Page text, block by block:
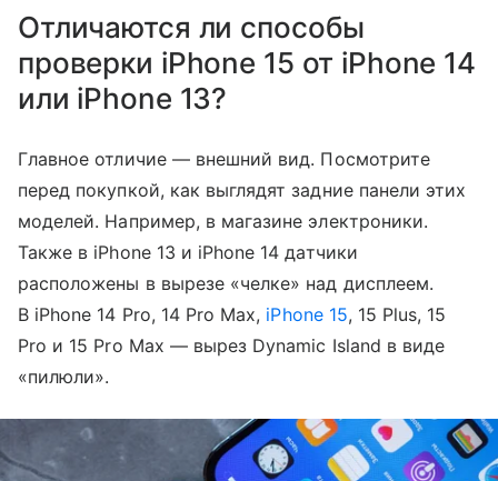
Отличаются ли способы
проверки iPhone 15 от iPhone 14
или iPhone 13?
Главное отличие — внешний вид. Посмотрите
перед покупкой, как выглядят задние панели этих
моделей. Например, в магазине электроники.
Также в iPhone 13 и iPhone 14 датчики
расположены в вырезе «челке» над дисплеем.
В iPhone 14 Pro, 14 Pro Max, iPhone 15, 15 Plus, 15
Pro и 15 Pro Max — вырез Dynamic Island в виде
«пилюли».